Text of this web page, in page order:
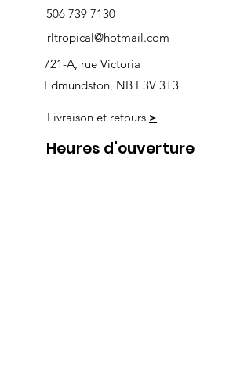
506 739 7130
rltropical@hotmail.com
721-A, rue Victoria
Edmundston, NB E3V 3T3
Livraison et retours >
Heures d'ouverture